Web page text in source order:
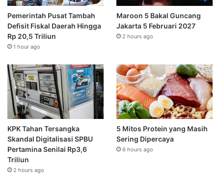
Pemerintah Pusat Tambah
Defisit Fiskal Daerah Hingga
Rp 20,5 Triliun
1 hour ago
Maroon 5 Bakal Guncang
Jakarta 5 Februari 2027
2 hours ago
KPK Tahan Tersangka
Skandal Digitalisasi SPBU
Pertamina Senilai Rp3,6
Triliun
2 hours ago
5 Mitos Protein yang Masih
Sering Dipercaya
6 hours ago